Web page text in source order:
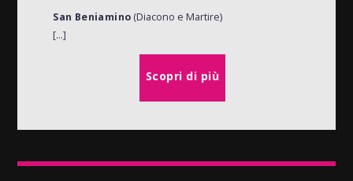
San Beniamino (Diacono e Martire)
[...]
Scopri di più